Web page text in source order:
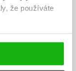
že používáte